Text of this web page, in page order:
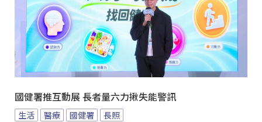
國健署推互動展 長者量六力揪失能警訊
生活 醫療 國健署 長照